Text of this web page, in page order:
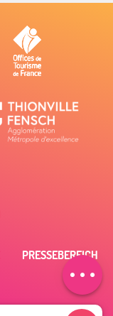
Per E-Mail
kontaktieren
PRESSEBEREICH